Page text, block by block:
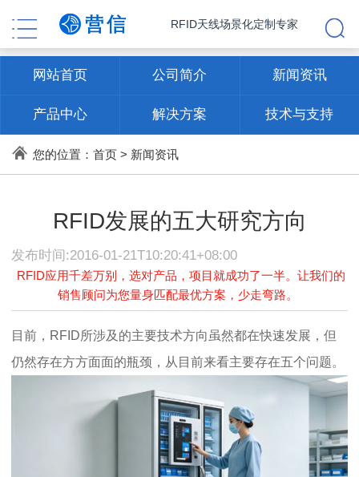
RFID天线场景化定制专家
网站首页 公司简介 新闻资讯
产品中心 解决方案 技术与支持
联系方式
您的位置： 首页> 新闻资讯
RFID发展的五大研究方向
发布时间:2016-01-21T10:20:41+08:00
RFID应用千差万别，选对产品，项目就成功了一半。让我们的
销售顾问为您量身匹配最优方案，少走弯路。
目前，RFID所涉及的主要技术方向虽然都在快速发展，但
仍然存在方方面面的瓶颈，从目前来看主要存在五个问题。